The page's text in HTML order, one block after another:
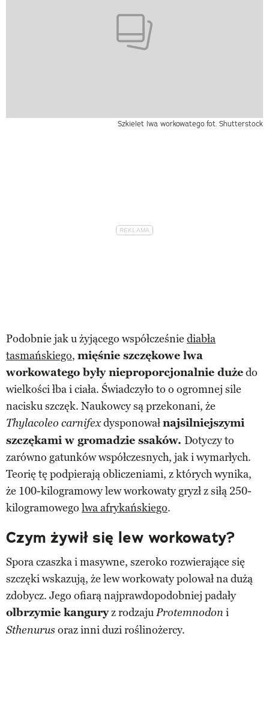
Szkielet lwa workowatego fot. Shutterstock
Podobnie jak u żyjącego współcześnie diabła
tasmańskiego, mięśnie szczękowe lwa
workowatego były nieproporcjonalnie dużedo
wielkości łba i ciała. Świadczyło to o ogromnej sile
nacisku szczęk. Naukowcy są przekonani, że
Thylacoleo carnifexdysponowałnajsilniejszymi
szczękami w gromadzie ssaków. Dotyczy to
zarówno gatunków współczesnych, jak i wymarłych.
Teorię tę podpierają obliczeniami, z których wynika,
że 100-kilogramowy lew workowaty gryzł z siłą 250-
kilogramowego lwa afrykańskiego.
Czym żywił się lew workowaty?
Spora czaszka i masywne, szeroko rozwierające się
szczęki wskazują, że lew workowaty polował na dużą
zdobycz. Jego ofiarą najprawdopodobniej padały
olbrzymie kanguryz rodzajuProtemnodon i
Sthenurusoraz inni duzi roślinożercy.